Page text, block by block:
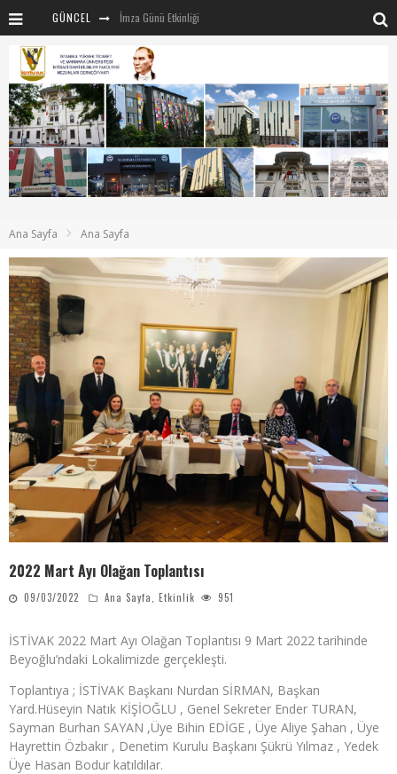
GÜNCEL İmza Günü Etkinliği
İSTİVAK 2025 Nisan Ayı Yönetim Kurulu Toplantısı
Mentör-Marmara projesi Kahvaltı Buluşması
“RUH VE BEDENİN UYANIŞI” konulu etkinliğimizden kareler
SAHNE SANATLARINDA İZ BIRAKAN CUMHURİYET KADINLARI
Ana Sayfa Ana Sayfa
2022 Mart Ayı Olağan Toplantısı
09/03/2022 Ana Sayfa Etkinlik 951
İSTİVAK 2022 Mart Ayı Olağan Toplantısı 9 Mart 2022 tarihinde
Beyoğlu’ndaki Lokalimizde gerçekleşti.
Toplantıya ; İSTİVAK Başkanı Nurdan SİRMAN, Başkan
Yard.Hüseyin Natık KİŞİOĞLU , Genel Sekreter Ender TURAN,
Sayman Burhan SAYAN ,Üye Bihin EDİGE , Üye Aliye Şahan , Üye
Hayrettin Özbakır , Denetim Kurulu Başkanı Şükrü Yılmaz , Yedek
Üye Hasan Bodur katıldılar.